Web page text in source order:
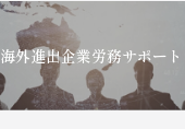
海外進出企業労務サポート